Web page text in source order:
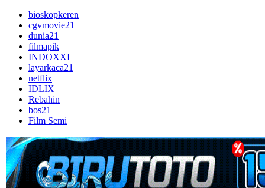
bioskopkeren
cgvmovie21
dunia21
filmapik
INDOXXI
layarkaca21
netflix
IDLIX
Rebahin
bos21
Film Semi